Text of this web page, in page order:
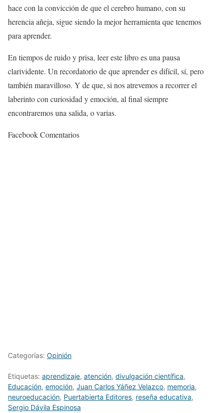
hace con la convicción de que el cerebro humano, con su
herencia añeja, sigue siendo la mejor herramienta que tenemos
para aprender.
En tiempos de ruido y prisa, leer este libro es una pausa
clarividente. Un recordatorio de que aprender es difícil, sí, pero
también maravilloso. Y de que, si nos atrevemos a recorrer el
laberinto con curiosidad y emoción, al final siempre
encontraremos una salida, o varias.
Facebook Comentarios
Categorías: Opinión
Etiquetas: aprendizaje, atención, divulgación científica,
Educación, emoción, Juan Carlos Yáñez Velazco, memoria,
neuroeducación, Puertabierta Editores, reseña educativa,
Sergio Dávila Espinosa